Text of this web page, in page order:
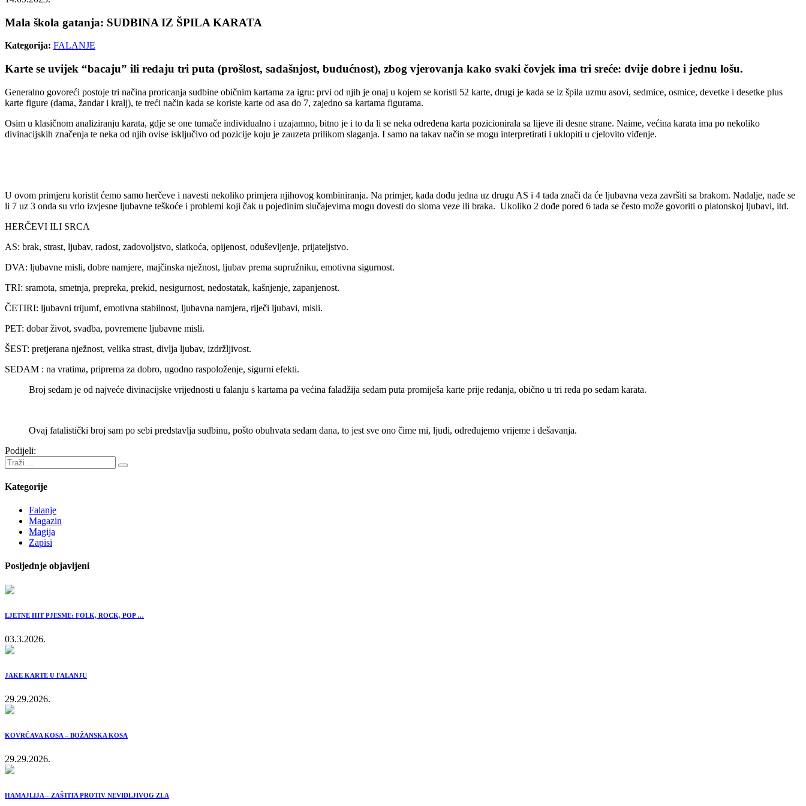
Mala škola gatanja: SUDBINA IZ ŠPILA KARATA
Kategorija: FALANJE
Karte se uvijek “bacaju” ili redaju tri puta (prošlost, sadašnjost, budućnost), zbog vjerovanja kako svaki čovjek ima tri sreće: dvije dobre i jednu lošu.
Generalno govoreći postoje tri načina proricanja sudbine običnim kartama za igru: prvi od njih je onaj u kojem se koristi 52 karte, drugi je kada se iz špila uzmu asovi, sedmice, osmice, devetke i desetke plus
karte figure (dama, žandar i kralj), te treći način kada se koriste karte od asa do 7, zajedno sa kartama figurama.
Osim u klasičnom analiziranju karata, gdje se one tumače individualno i uzajamno, bitno je i to da li se neka određena karta pozicionirala sa lijeve ili desne strane. Naime, većina karata ima po nekoliko
divinacijskih značenja te neka od njih ovise isključivo od pozicije koju je zauzeta prilikom slaganja. I samo na takav način se mogu interpretirati i uklopiti u cjelovito viđenje.
U ovom primjeru koristit ćemo samo herčeve i navesti nekoliko primjera njihovog kombiniranja. Na primjer, kada dođu jedna uz drugu AS i 4 tada znači da će ljubavna veza završiti sa brakom. Nadalje, nađe se
li 7 uz 3 onda su vrlo izvjesne ljubavne teškoće i problemi koji čak u pojedinim slučajevima mogu dovesti do sloma veze ili braka. Ukoliko 2 dođe pored 6 tada se često može govoriti o platonskoj ljubavi, itd.
HERČEVI ILI SRCA
AS: brak, strast, ljubav, radost, zadovoljstvo, slatkoća, opijenost, oduševljenje, prijateljstvo.
DVA: ljubavne misli, dobre namjere, majčinska nježnost, ljubav prema supružniku, emotivna sigurnost.
TRI: sramota, smetnja, prepreka, prekid, nesigurnost, nedostatak, kašnjenje, zapanjenost.
ČETIRI: ljubavni trijumf, emotivna stabilnost, ljubavna namjera, riječi ljubavi, misli.
PET: dobar život, svadba, povremene ljubavne misli.
ŠEST: pretjerana nježnost, velika strast, divlja ljubav, izdržljivost.
SEDAM : na vratima, priprema za dobro, ugodno raspoloženje, sigurni efekti.
Broj sedam je od najveće divinacijske vrijednosti u falanju s kartama pa većina faladžija sedam puta promiješa karte prije redanja, obično u tri reda po sedam karata.
Ovaj fatalistički broj sam po sebi predstavlja sudbinu, pošto obuhvata sedam dana, to jest sve ono čime mi, ljudi, određujemo vrijeme i dešavanja.
Podijeli:
Kategorije
Falanje
Magazin
Magija
Zapisi
Posljednje objavljeni
LJETNE HIT PJESME: FOLK, ROCK, POP …
03.3.2026.
JAKE KARTE U FALANJU
29.29.2026.
KOVRČAVA KOSA – BOŽANSKA KOSA
29.29.2026.
HAMAJLIJA – ZAŠTITA PROTIV NEVIDLJIVOG ZLA